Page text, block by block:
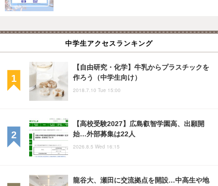
中学生アクセスランキング
【自由研究・化学】牛乳からプラスチックを
作ろう（中学生向け）
2018.7.10 Tue 15:00
【高校受験2027】広島叡智学園高、出願開
始…外部募集は22人
2026.8.5 Wed 16:15
龍谷大、瀬田に交流拠点を開設…中高生や地